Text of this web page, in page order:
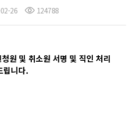
26 124788
원 및 취소원 서명 및 직인 처리
립니다.